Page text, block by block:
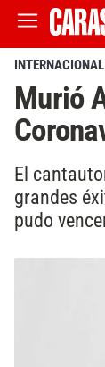
INTERNACIONAL
Murió
El
grandes
pudo